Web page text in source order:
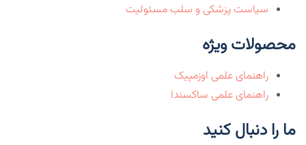
سیاست پزشکی و سلب مسئولیت
محصولات ویژه
راهنمای علمی اوزمپیک
راهنمای علمی ساکسندا
ما را دنبال کنید